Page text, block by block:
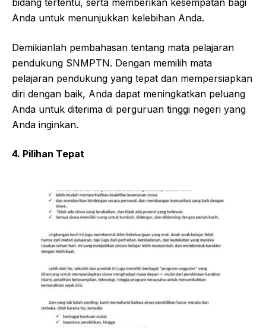
Anda untuk menunjukkan kelebihan Anda.
Demikianlah pembahasan tentang mata pelajaran
pendukung SNMPTN. Dengan memilih mata
pelajaran pendukung yang tepat dan mempersiapkan
diri dengan baik, Anda dapat meningkatkan peluang
Anda untuk diterima di perguruan tinggi negeri yang
Anda inginkan.
4. Pilihan Tepat